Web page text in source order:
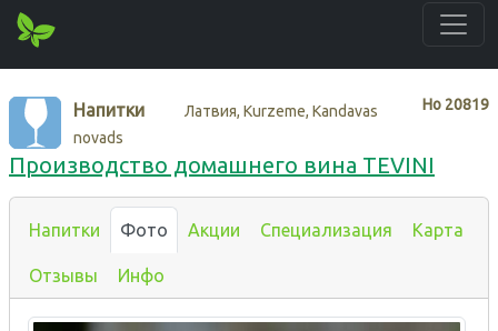
Нo 20819
Напитки
Латвия, Kurzeme, Kandavas
novads
Производство домашнего вина TEVINI
Напитки Фото Акции Специализация Карта
Отзывы Инфо